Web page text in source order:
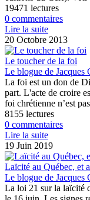
19471 lectures
0 commentaires
Lire la suite
20 Octobre 2013
Le toucher de la foi
Le blogue de Jacques
La foi est un don de
part. L'acte de croire
foi chrétienne n’est
8155 lectures
0 commentaires
Lire la suite
19 Juin 2019
Laïcité au Québec, et
Le blogue de Jacques
La loi 21 sur la laïcité